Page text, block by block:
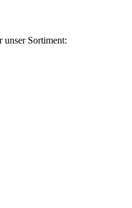
Sortiment: